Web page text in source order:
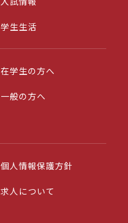
学生生活
在学生の方へ
一般の方へ
個人情報保護方針
求人について